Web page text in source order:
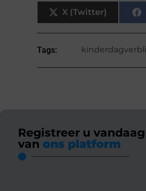
X (Twitter)
Tags:
Registreer u
van ons platform